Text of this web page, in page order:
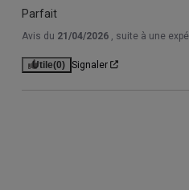
Parfait
Avis du 21/04/2026 , suite à une
Utile(0) Signaler